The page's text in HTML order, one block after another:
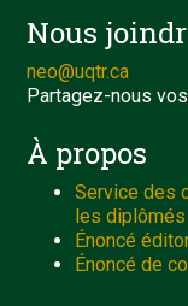
Nous
neo@uqtr.ca
Partagez-nous
À propos
Service des
les diplômés
Énoncé
Énoncé de